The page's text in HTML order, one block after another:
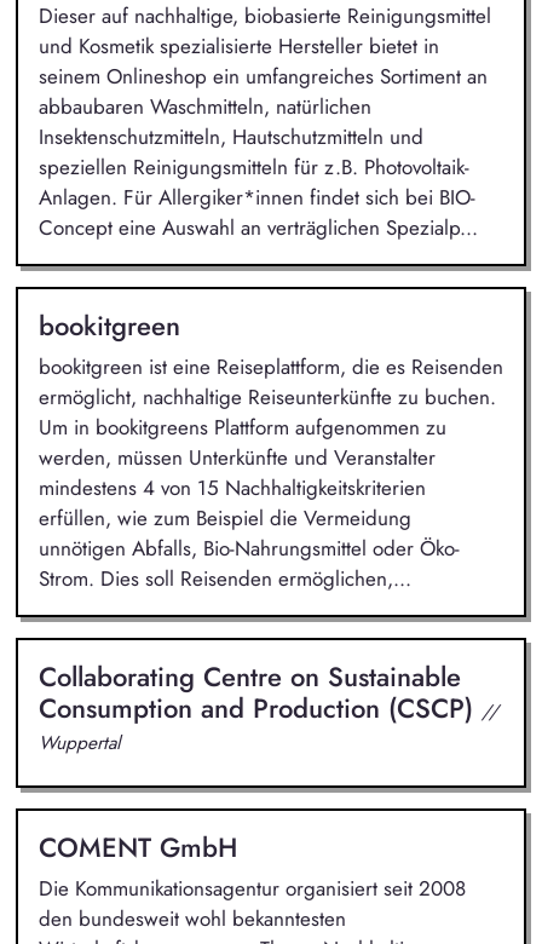
Dieser auf nachhaltige, biobasierte Reinigungsmittel
und Kosmetik spezialisierte Hersteller bietet in
seinem Onlineshop ein umfangreiches Sortiment an
abbaubaren Waschmitteln, natürlichen
Insektenschutzmitteln, Hautschutzmitteln und
speziellen Reinigungsmitteln für z.B. Photovoltaik-
Anlagen. Für Allergiker*innen findet sich bei BIO-
Concept eine Auswahl an verträglichen Spezialp...
bookitgreen
bookitgreen ist eine Reiseplattform, die es Reisenden
ermöglicht, nachhaltige Reiseunterkünfte zu buchen.
Um in bookitgreens Plattform aufgenommen zu
werden, müssen Unterkünfte und Veranstalter
mindestens 4 von 15 Nachhaltigkeitskriterien
erfüllen, wie zum Beispiel die Vermeidung
unnötigen Abfalls, Bio-Nahrungsmittel oder Öko-
Strom. Dies soll Reisenden ermöglichen,...
Collaborating Centre on Sustainable
Consumption and Production (CSCP) //
Wuppertal
COMENT GmbH
Die Kommunikationsagentur organisiert seit 2008
den bundesweit wohl bekanntesten